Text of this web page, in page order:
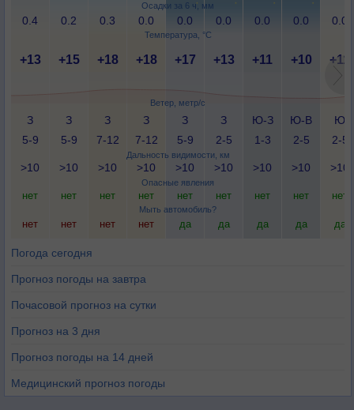
Осадки за 6 ч, мм
Температура, °C
Ветер, метр/с
Дальность видимости, км
Опасные явления
Мыть автомобиль?
0.4 0.2 0.3 0.0 0.0 0.0 0.0 0.0 0.0
+13 +15 +18 +18 +17 +13 +11 +10 +11
З
5-9
З
5-9
З
7-12
З
7-12
З
5-9
З
2-5
Ю-З
1-3
Ю-В
2-5
Ю
2-5
>10 >10 >10 >10 >10 >10 >10 >10 >10
нет нет нет нет нет нет нет нет нет
нет нет нет нет да да да да да
Погода сегодня
Прогноз погоды на завтра
Почасовой прогноз на сутки
Прогноз на 3 дня
Прогноз погоды на 14 дней
Медицинский прогноз погоды